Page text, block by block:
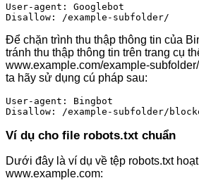
User-agent: Googlebot
Disallow: /example-subfolder/
Để chặn trình thu thập thông tin của
tránh thu thập thông tin trên trang cụ
www.example.com/example-
ta hãy sử dụng cú pháp sau:
User-agent: Bingbot
Disallow: /example-subfolder/
Ví dụ cho file robots.txt chuẩn
Dưới đây là ví dụ về tệp robots.txt
www.example.com: